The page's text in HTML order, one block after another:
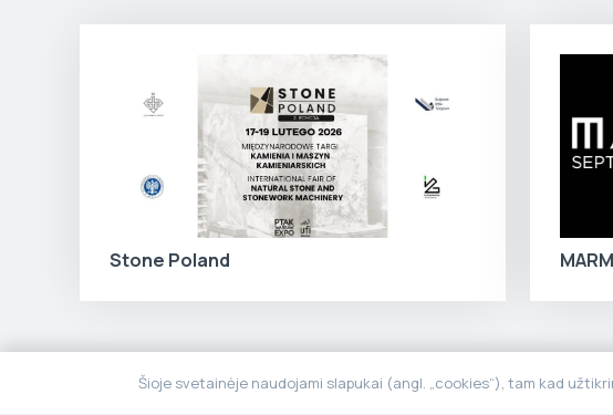
Stone Poland
Šioje svetainėje naudojami slapukai (angl. „cookies“), tam kad